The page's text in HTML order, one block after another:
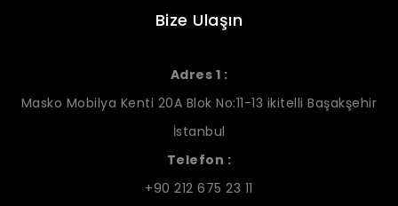
Bize Ulaşın
Adres 1 :
Masko Mobilya Kenti 20A Blok No:11-13 ikitelli Başakşehir
İstanbul
Telefon :
+90 212 675 23 11